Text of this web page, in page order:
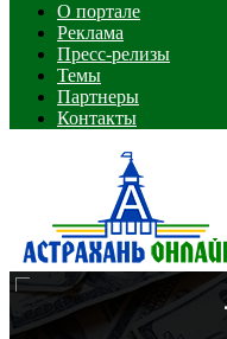
О портале
Реклама
Пресс-релизы
Темы
Партнеры
Контакты